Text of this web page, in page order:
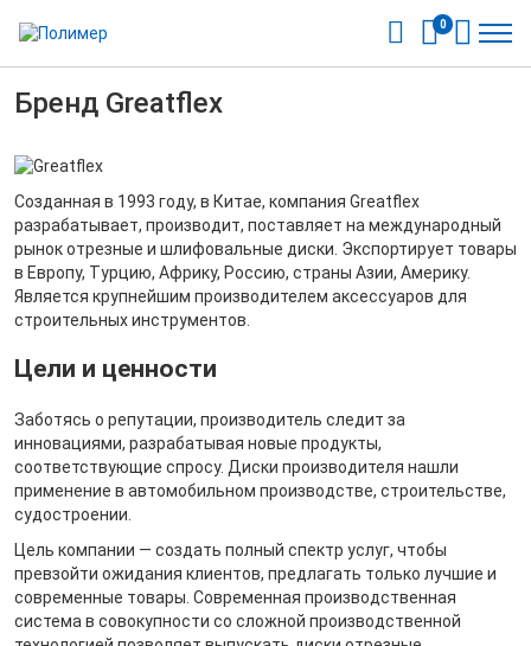
0
Бренд Greatflex
Созданная в 1993 году, в Китае, компания Greatflex
разрабатывает, производит, поставляет на международный
рынок отрезные и шлифовальные диски. Экспортирует товары
в Европу, Турцию, Африку, Россию, страны Азии, Америку.
Является крупнейшим производителем аксессуаров для
строительных инструментов.
Цели и ценности
Заботясь о репутации, производитель следит за
инновациями, разрабатывая новые продукты,
соответствующие спросу. Диски производителя нашли
применение в автомобильном производстве, строительстве,
судостроении.
Цель компании — создать полный спектр услуг, чтобы
превзойти ожидания клиентов, предлагать только лучшие и
современные товары. Современная производственная
система в совокупности со сложной производственной